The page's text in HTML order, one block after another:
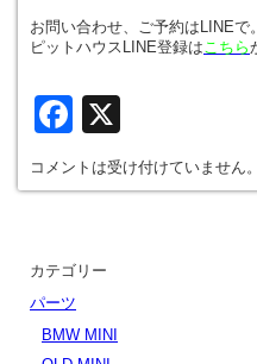
お問い合わせ、ご予約はLINEで。
ピットハウスLINE登録はこちら
Facebook
コメントは受け付けていません。
カテゴリー
パーツ
BMW MINI